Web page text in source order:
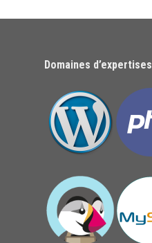
Domaines d’expertises